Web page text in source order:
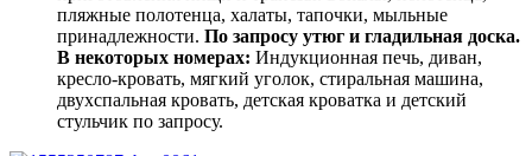
пляжные полотенца, халаты, тапочки, мыльные
принадлежности. По запросу утюг и гладильная доска.
В некоторых номерах: Индукционная печь, диван,
кресло-кровать, мягкий уголок, стиральная машина,
двухспальная кровать, детская кроватка и детский
стульчик по запросу.